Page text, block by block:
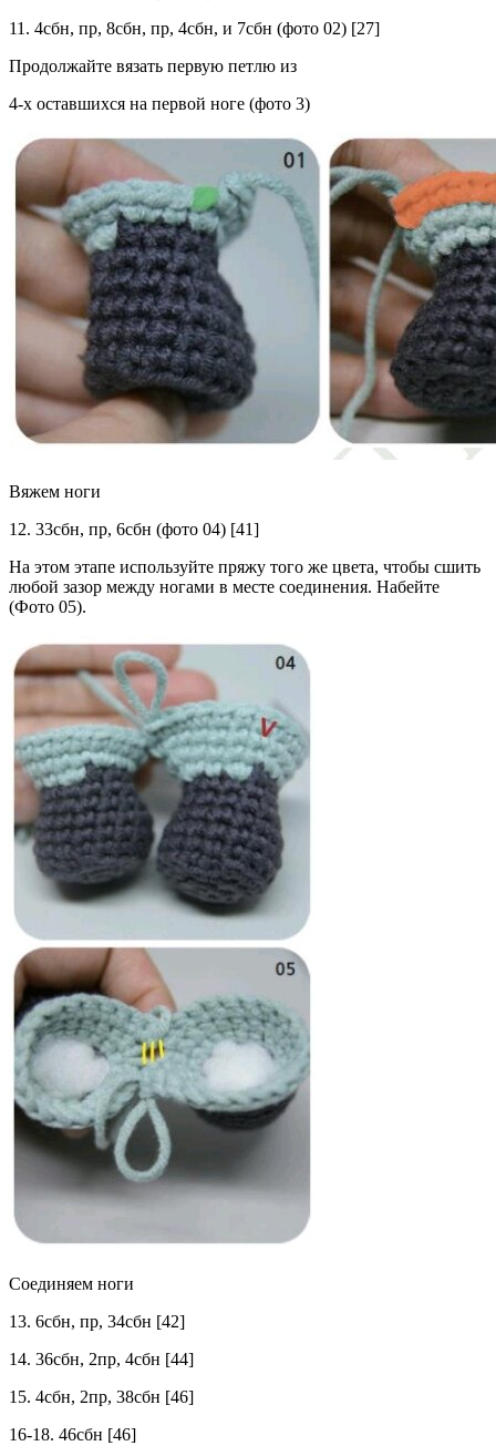
11. 4сбн, пр, 8сбн, пр, 4сбн, и 7сбн (фото 02) [27]
Продолжайте вязать первую петлю из
4-х оставшихся на первой ноге (фото 3)
Вяжем ноги
12. 33сбн, пр, 6сбн (фото 04) [41]
На этом этапе используйте пряжу того же цвета, чтобы сшить
любой зазор между ногами в месте соединения. Набейте
(Фото 05).
Соединяем ноги
13. 6сбн, пр, 34сбн [42]
14. 36сбн, 2пр, 4сбн [44]
15. 4сбн, 2пр, 38сбн [46]
16-18. 46сбн [46]